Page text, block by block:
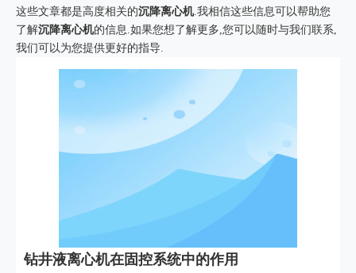
这些文章都是高度相关的沉降离心机.我相信这些信息可以帮助您
了解沉降离心机的信息.如果您想了解更多,您可以随时与我们联系,
我们可以为您提供更好的指导.
钻井液离心机在固控系统中的作用